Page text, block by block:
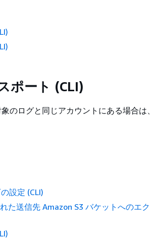
ポート (CLI)
のログと同じアカウントにある場合は
設定 (CLI)
た送信先 Amazon S3 バケットへのエ